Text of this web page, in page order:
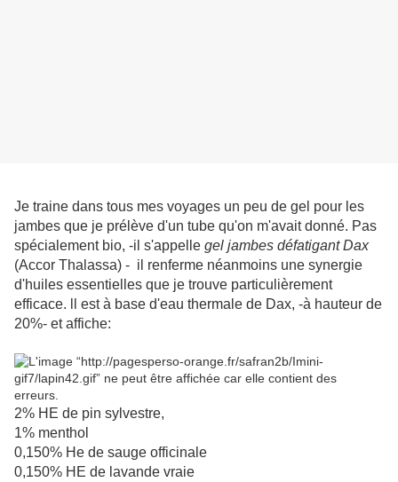
Je traine dans tous mes voyages un peu de gel pour les
jambes que je prélève d'un tube qu'on m'avait donné. Pas
spécialement bio, -il s'appelle gel jambes défatigant Dax
(Accor Thalassa) - il renferme néanmoins une synergie
d'huiles essentielles que je trouve particulièrement
efficace. ll est à base d'eau thermale de Dax, -à hauteur de
20%- et affiche:
2% HE de pin sylvestre,
1% menthol
0,150% He de sauge officinale
0,150% HE de lavande vraie